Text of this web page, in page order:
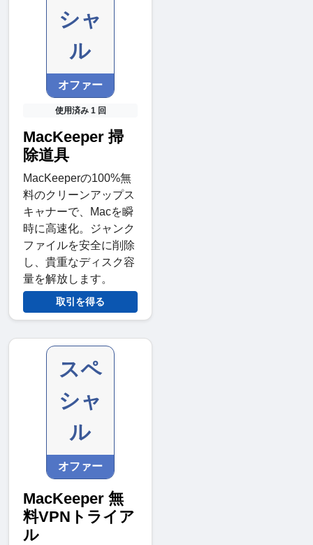
シャ
ル
オファー
使用済み 1 回
MacKeeper 掃
除道具
MacKeeperの100%無
料のクリーンアップス
キャナーで、Macを瞬
時に高速化。ジャンク
ファイルを安全に削除
し、貴重なディスク容
量を解放します。
取引を得る
スペ
シャ
ル
オファー
MacKeeper 無
料VPNトライア
ル